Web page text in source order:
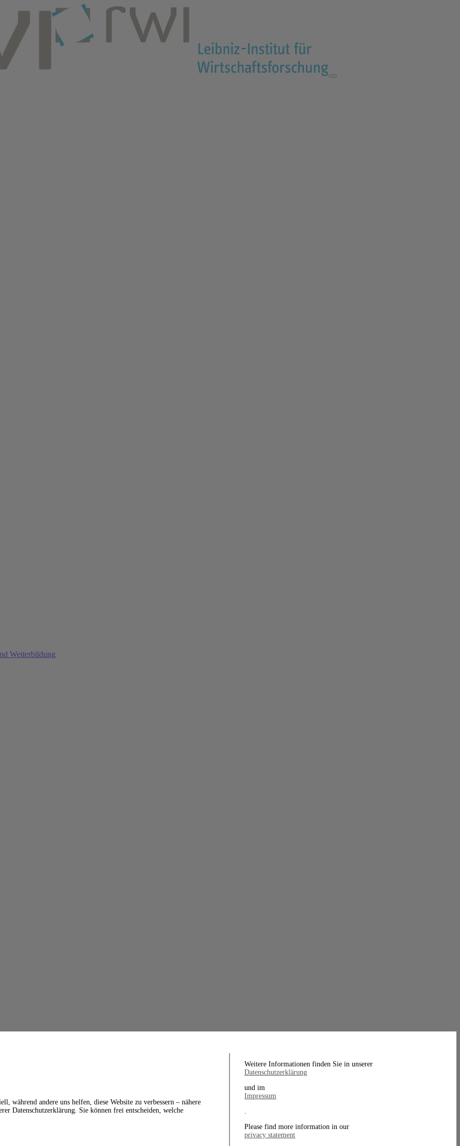
Weiterbildung
während andere uns helfen, diese Website zu verbessern – nähere
Datenschutzerklärung. Sie können frei entscheiden, welche
Weitere Informationen finden Sie in unserer
Datenschutzerklärung
und im
Impressum
.
Please find more information in our
privacy statement